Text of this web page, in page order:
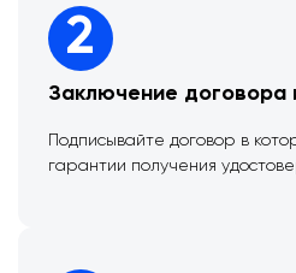
2
Заключение договора
Подписывайте договор в
гарантии получения